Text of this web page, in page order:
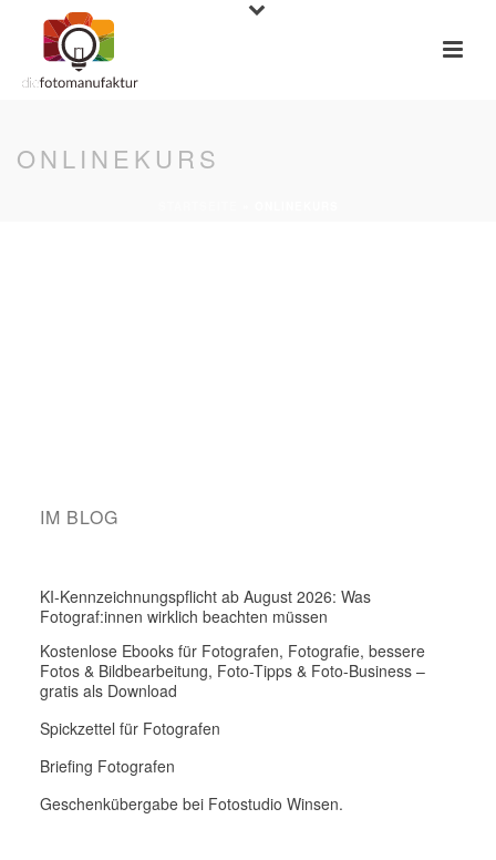
ONLINEKURS
IM BLOG
KI-Kennzeichnungspflicht ab August 2026: Was
Fotograf:innen wirklich beachten müssen
Kostenlose Ebooks für Fotografen, Fotografie, bessere
Fotos & Bildbearbeitung, Foto-Tipps & Foto-Business –
gratis als Download
Spickzettel für Fotografen
Briefing Fotografen
Geschenkübergabe bei Fotostudio Winsen.